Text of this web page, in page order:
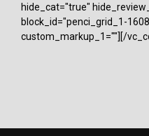
hide_cat="true"
block_id="penci_grid_1-
custom_markup_1=""][/